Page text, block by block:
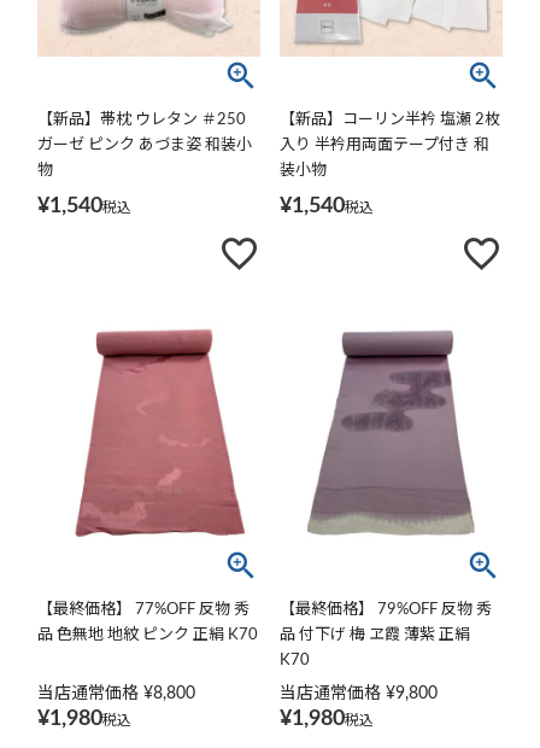
【新品】帯枕 ウレタン ＃250
ガーゼ ピンク あづま姿 和装小
物
¥1,540税込
【新品】コーリン半衿 塩瀬 2枚
入り 半衿用両面テープ付き 和
装小物
¥1,540税込
【最終価格】 77%OFF 反物 秀
品 色無地 地紋 ピンク 正絹 K70
当店通常価格 ¥8,800
¥1,980税込
【最終価格】 79%OFF 反物 秀
品 付下げ 梅 ヱ霞 薄紫 正絹
K70
当店通常価格 ¥9,800
¥1,980税込